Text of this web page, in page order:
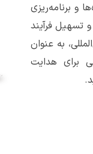
و برنامه‌ریزی
تسهیل فرآیند
به عنوان
برای هدایت